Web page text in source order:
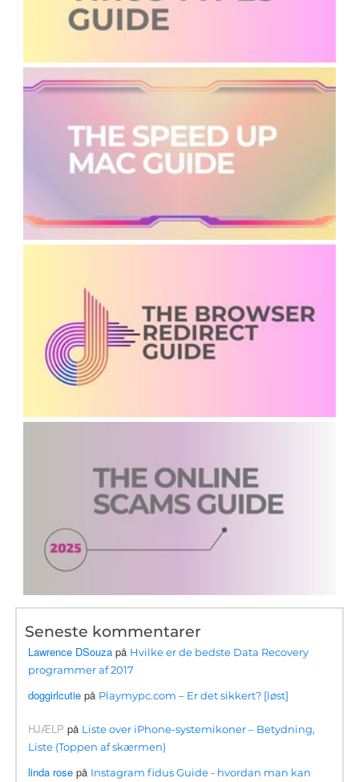
Seneste kommentarer
Lawrence DSouza på Hvilke er de bedste Data Recovery
programmer af 2017
doggirlcutie på Playmypc.com – Er det sikkert? [løst]
HJÆLP på Liste over iPhone-systemikoner – Betydning,
Liste (Toppen af ​​skærmen)
linda rose på Instagram fidus Guide - hvordan man kan